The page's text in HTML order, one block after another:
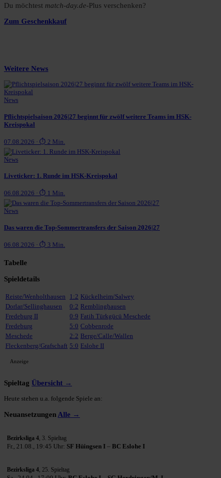
Du möchtest match-day.de-Plus verschenken?
Zum Geschenkkauf
Weitere News
News
Pflichtspielsaison 2026|27 beginnt für zwölf weitere Teams im HSK-
Kreispokal
07.08.2026 · ⏱ 2 Min.
News
Liveticker: 1. Runde im HSK-Kreispokal
06.08.2026 · ⏱ 1 Min.
News
Das waren die Top-Sommertransfers der Saison 2026|27
06.08.2026 · ⏱ 3 Min.
Tabelle
Spieldetails
Reiste/Wenholthausen 1:2 Kückelheim/Salwey
Dorlar/Sellinghausen
0:2 Remblinghausen
Fredeburg II
0:9 Fatih Türkgücü Meschede
Fredeburg
5:0 Cobbenrode
Meschede
2:2 Berge/Calle/Wallen
Fleckenberg/Grafschaft 5:0 Eslohe II
Anzeige
Spieltag Übersicht →
Heute stehen u.a. folgende Spiele an:
Neuansetzungen Alle →
Bezirksliga 4, 3. Spieltag
Fr., 21.08., 19:45 Uhr: SF Hüingsen I – BC Eslohe I
Bezirksliga 4, 25. Spieltag